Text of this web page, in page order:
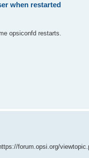
when restarted
opsiconfd restarts.
forum.opsi.org/